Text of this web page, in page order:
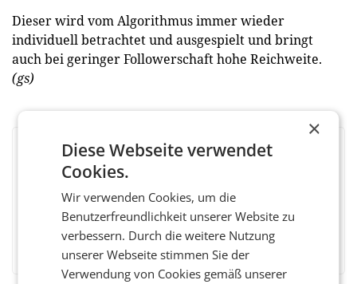
Dieser wird vom Algorithmus immer wieder
individuell betrachtet und ausgespielt und bringt
auch bei geringer Followerschaft hohe Reichweite.
(gs)
BEWERTEN SIE DIESEN ARTIKEL
FacebookTwitterMessengerWhatsAppLinkedInXING Teilen
×
Diese Webseite verwendet
Cookies.
Wir verwenden Cookies, um die
Benutzerfreundlichkeit unserer Website zu
verbessern. Durch die weitere Nutzung
unserer Webseite stimmen Sie der
Verwendung von Cookies gemäß unserer